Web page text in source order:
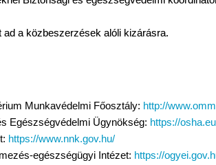
a közbeszerzések alóli kizárásra.
Munkavédelmi Főosztály: http://
Egészségvédelmi Ügynökség: https://
https://www.nnk.gov.hu/
egészségügyi Intézet: https://